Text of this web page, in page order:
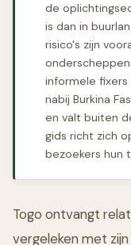
de
is dan in
risico's zijn
informele fixers
nabij Burkina
en valt buiten
gids richt zich
bezoekers hun
Togo ontvangt
vergeleken met